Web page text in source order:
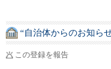
“自治体からのお知ら
この登録を報告